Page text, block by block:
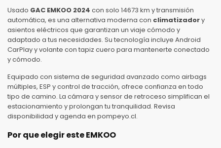
Usado GAC EMKOO 2024 con solo 14673 km y transmisión
automática, es una alternativa moderna con climatizadory
asientos eléctricos que garantizan un viaje cómodo y
adaptado a tus necesidades. Su tecnología incluye Android
CarPlay y volante con tapiz cuero para mantenerte conectado
y cómodo.
Equipado con sistema de seguridad avanzado como airbags
múltiples, ESP y control de tracción, ofrece confianza en todo
tipo de camino. La cámara y sensor de retroceso simplifican el
estacionamiento y prolongan tu tranquilidad. Revisa
disponibilidad y agenda en pompeyo.cl.
Por que elegir este EMKOO